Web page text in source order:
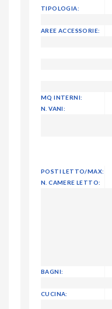
TIPOLOGIA:
AREE ACCESSORIE:
MQ INTERNI:
N. VANI:
POSTI LETTO/MAX:
N. CAMERE LETTO:
BAGNI:
CUCINA: